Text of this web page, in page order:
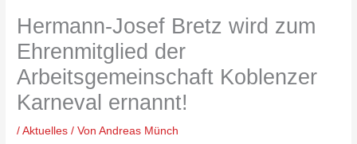
Hermann-Josef Bretz wird zum
Ehrenmitglied der
Arbeitsgemeinschaft Koblenzer
Karneval ernannt!
/Aktuelles / VonAndreas Münch